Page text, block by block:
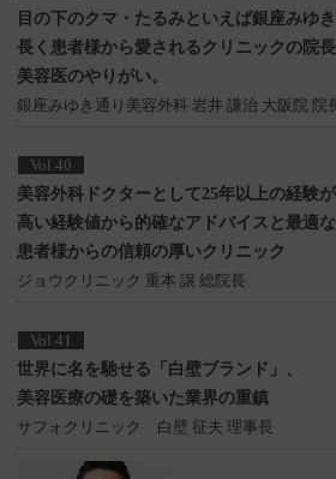
目の下のクマ・たるみといえば銀座みゆき
長く患者様から愛されるクリニックの院
美容医のやりがい。
銀座みゆき通り美容外科 岩井 謙治 大阪院 院
Vol.40
美容外科ドクターとして25年以上の経験が
高い経験値から的確なアドバイスと 最適
患者様からの信頼の厚いクリニック
ジョウクリニック 重本 譲 総院長
Vol.41
世界に名を馳せる「白壁ブランド」、
美容医療の礎を築いた業界の重鎮
サフォクリニック 白壁 征夫 理事長